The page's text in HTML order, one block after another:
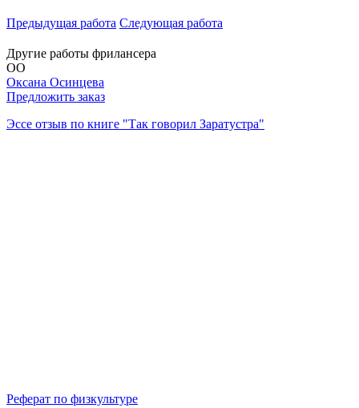
Предыдущая работа Следующая работа
Другие работы фрилансера
ОО
Оксана Осинцева
Предложить заказ
Эссе отзыв по книге "Так говорил Заратустра"
Реферат по физкультуре